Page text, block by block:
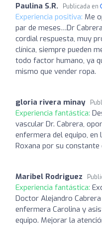
Paulina S.R. Publicada en
Experiencia positiva: Me
par de meses…Dr
cordial respuesta, muy
clínica, siempre pueden
todo factor humano, ya
mismo que vender ropa.
gloria rivera minay
Experiencia fantástica:
vascular Dr. Cabrera,
enfermera del equipo,
Roxana por su
Maribel Rodriguez
Experiencia fantástica:
Doctor Alejandro
enfermera Carolina y
equipo. Mejorar la